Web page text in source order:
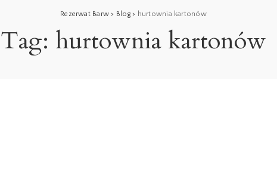
Rezerwat Barw > Blog> hurtownia kartonów
Tag: hurtownia kartonów